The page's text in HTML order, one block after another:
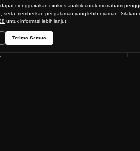
menggunakan cookies analitik untuk memahami
serta memberikan pengalaman yang lebih nyaman. Silakan
untuk informasi lebih lanjut.
Terima Semua